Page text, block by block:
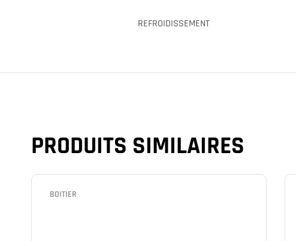
REFROIDISSEMENT
PRODUITS SIMILAIRES
BOITIER